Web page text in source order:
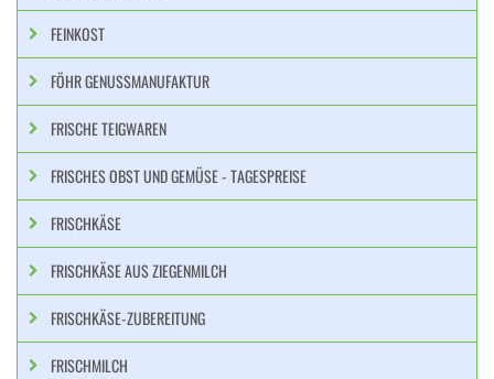
FEINKOST
FÖHR GENUSSMANUFAKTUR
FRISCHE TEIGWAREN
FRISCHES OBST UND GEMÜSE - TAGESPREISE
FRISCHKÄSE
FRISCHKÄSE AUS ZIEGENMILCH
FRISCHKÄSE-ZUBEREITUNG
FRISCHMILCH